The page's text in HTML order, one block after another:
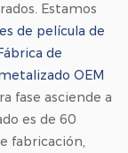
Estamos
de película de
de
OEM
fase asciende a
es de 60
fabricación,